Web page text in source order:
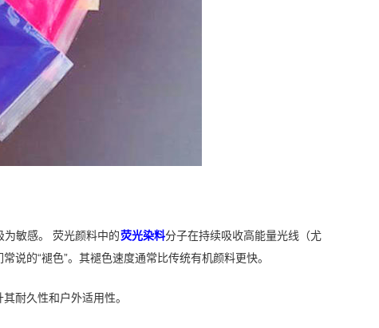
敏感。 荧光颜料中的荧光染料分子在持续吸收高能量光线（尤
的“褪色”。其褪色速度通常比传统有机颜料更快。
耐久性和户外适用性。